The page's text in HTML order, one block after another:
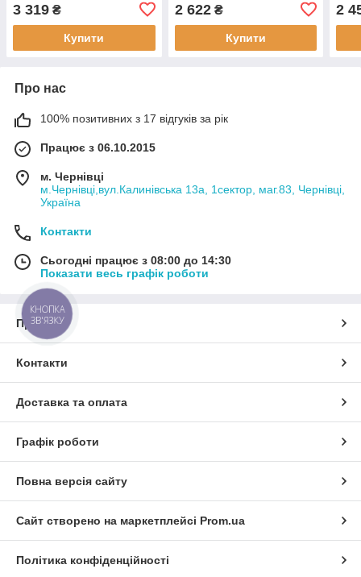
3 319 ₴
Купити
2 622₴
Купити
2
Про нас
100% позитивних з 17 відгуків за рік
Працює з 06.10.2015
м. Чернівці
м.Чернівці,вул.Калинівська 13а, 1сектор, маг.83, Чернівці,
Україна
Контакти
Сьогодні працює з 08:00 до 14:30
Показати весь графік роботи
Про нас
Контакти
Доставка та оплата
Графік роботи
Повна версія сайту
Сайт створено на маркетплейсі Prom.ua
Політика конфіденційності
КНОПКА
ЗВ'ЯЗКУ